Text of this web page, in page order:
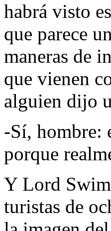
habrá visto
que parece
maneras de
que vienen
alguien dijo
-Sí, hombre:
porque
Y Lord
turistas de